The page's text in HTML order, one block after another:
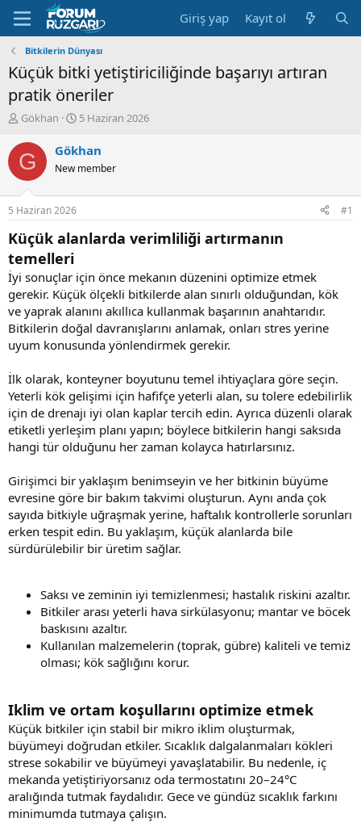
Giriş yap Kayıt ol
Bitkilerin Dünyası
Küçük bitki yetiştiriciliğinde başarıyı artıran
pratik öneriler
K
n
u
u
B
a
ş
l
a
t
a
n
Gökhan
B
ş
a
ı
ç
t
r
i
h
i
5 Haziran 2026
G Gökhan
New member
5 Haziran 2026 #1
Küçük alanlarda verimliliği artırmanın
temelleri
İyi sonuçlar için önce mekanın düzenini optimize etmek
gerekir. Küçük ölçekli bitkilerde alan sınırlı olduğundan, kök
ve yaprak alanını akıllıca kullanmak başarının anahtarıdır.
Bitkilerin doğal davranışlarını anlamak, onları stres yerine
uyum konusunda yönlendirmek gerekir.
İlk olarak, konteyner boyutunu temel ihtiyaçlara göre seçin.
Yeterli kök gelişimi için hafifçe yeterli alan, su tolere edebilirlik
için de drenajı iyi olan kaplar tercih edin. Ayrıca düzenli olarak
etiketli yerleşim planı yapın; böylece bitkilerin hangi saksıda
hangi tür olduğunu her zaman kolayca hatırlarsınız.
Girişimci bir yaklaşım benimseyin ve her bitkinin büyüme
evresine göre bir bakım takvimi oluşturun. Aynı anda çok
sayıda bitkiyle uğraşmak yerine, haftalık kontrollerle sorunları
erken tespit edin. Bu yaklaşım, küçük alanlarda bile
sürdürülebilir bir üretim sağlar.
Saksı ve zeminin iyi temizlenmesi; hastalık riskini azaltır.
Bitkiler arası yeterli hava sirkülasyonu; mantar ve böcek
baskısını azaltır.
Kullanılan malzemelerin (toprak, gübre) kaliteli ve temiz
olması; kök sağlığını korur.
Iklim ve ortam koşullarını optimize etmek
Küçük bitkiler için stabil bir mikro iklim oluşturmak,
büyümeyi doğrudan etkiler. Sıcaklık dalgalanmaları kökleri
strese sokabilir ve büyümeyi yavaşlatabilir. Bu nedenle, iç
mekanda yetiştiriyorsanız oda termostatını 20–24°C
aralığında tutmak faydalıdır. Gece ve gündüz sıcaklık farkını
minimumda tutmaya çalışın.